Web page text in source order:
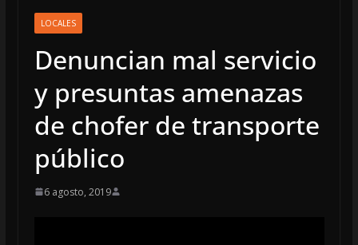
LOCALES
Denuncian mal servicio
y presuntas amenazas
de chofer de transporte
público
6 agosto, 2019